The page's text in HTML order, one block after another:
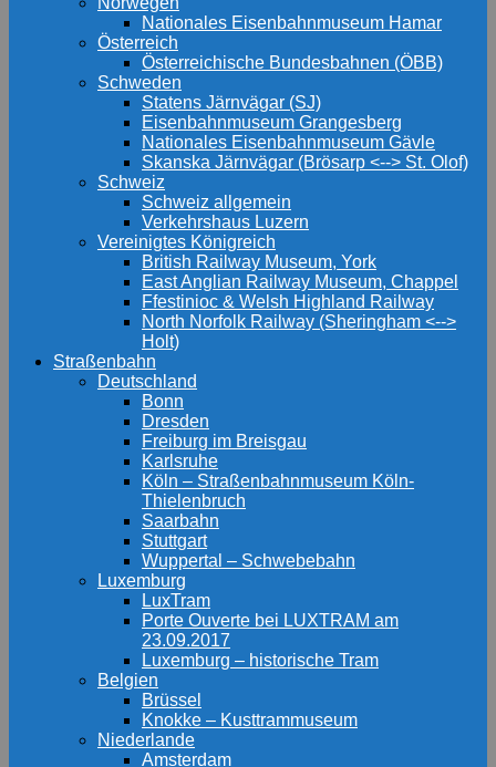
Nationales Eisenbahnmuseum Hamar
Österreich
Österreichische Bundesbahnen (ÖBB)
Schweden
Statens Järnvägar (SJ)
Eisenbahnmuseum Grangesberg
Nationales Eisenbahnmuseum Gävle
Skanska Järnvägar (Brösarp <--> St. Olof)
Schweiz
Schweiz allgemein
Verkehrshaus Luzern
Vereinigtes Königreich
British Railway Museum, York
East Anglian Railway Museum, Chappel
Ffestinioc & Welsh Highland Railway
North Norfolk Railway (Sheringham <-->
Holt)
Straßenbahn
Deutschland
Bonn
Dresden
Freiburg im Breisgau
Karlsruhe
Köln – Straßenbahnmuseum Köln-
Thielenbruch
Saarbahn
Stuttgart
Wuppertal – Schwebebahn
Luxemburg
LuxTram
Porte Ouverte bei LUXTRAM am
23.09.2017
Luxemburg – historische Tram
Belgien
Brüssel
Knokke – Kusttrammuseum
Niederlande
Amsterdam